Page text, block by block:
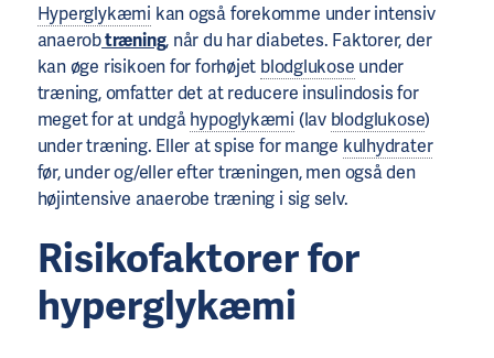
Hyperglykæmi kan også forekomme under intensiv
anaerobtræning, når du har diabetes. Faktorer, der
kan øge risikoen for forhøjet blodglukose under
træning, omfatter det at reducere insulindosis for
meget for at undgåhypoglykæmi (lav blodglukose)
under træning. Eller at spise for mange kulhydrater
før, under og/eller efter træningen, men også den
højintensive anaerobe træning i sig selv.
Risikofaktorer for
hyperglykæmi